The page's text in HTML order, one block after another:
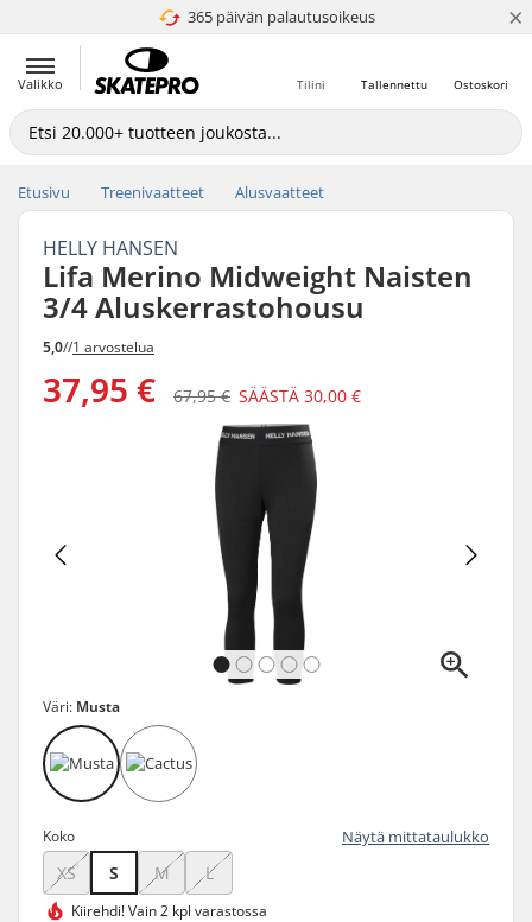
365 päivän palautusoikeus
4.8 / 5 ×
Valikko Ostoskori
Tallennettu
Tilini
Etusivu Treenivaatteet Alusvaatteet
HELLY HANSEN
Lifa Merino Midweight Naisten
3/4 Aluskerrastohousu
5,0//1 arvostelua
37,95 € 67,95 € SÄÄSTÄ 30,00 €
Väri: Musta
Koko Näytä mittataulukko
XS S M L
Kiirehdi!Vain 2 kpl varastossa